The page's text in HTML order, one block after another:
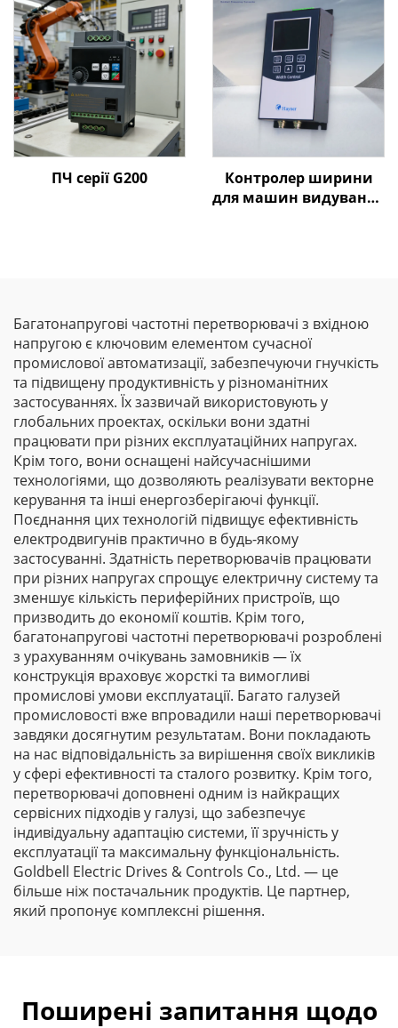
ПЧ серії G200
Контролер ширини
для машин видування
Багатонапругові частотні перетворювачі з вхідною
напругою є ключовим елементом сучасної
промислової автоматизації, забезпечуючи гнучкість
та підвищену продуктивність у різноманітних
застосуваннях. Їх зазвичай використовують у
глобальних проектах, оскільки вони здатні
працювати при різних експлуатаційних напругах.
Крім того, вони оснащені найсучаснішими
технологіями, що дозволяють реалізувати векторне
керування та інші енергозберігаючі функції.
Поєднання цих технологій підвищує ефективність
електродвигунів практично в будь-якому
застосуванні. Здатність перетворювачів працювати
при різних напругах спрощує електричну систему та
зменшує кількість периферійних пристроїв, що
призводить до економії коштів. Крім того,
багатонапругові частотні перетворювачі розроблені
з урахуванням очікувань замовників — їх
конструкція враховує жорсткі та вимогливі
промислові умови експлуатації. Багато галузей
промисловості вже впровадили наші перетворювачі
завдяки досягнутим результатам. Вони покладають
на нас відповідальність за вирішення своїх викликів
у сфері ефективності та сталого розвитку. Крім того,
перетворювачі доповнені одним із найкращих
сервісних підходів у галузі, що забезпечує
індивідуальну адаптацію системи, її зручність у
експлуатації та максимальну функціональність.
Goldbell Electric Drives & Controls Co., Ltd. — це
більше ніж постачальник продуктів. Це партнер,
який пропонує комплексні рішення.
Поширені запитання щодо